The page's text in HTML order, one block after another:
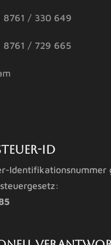
8761 / 330 649
8761 / 729 665
ID
Identifikationsnummer